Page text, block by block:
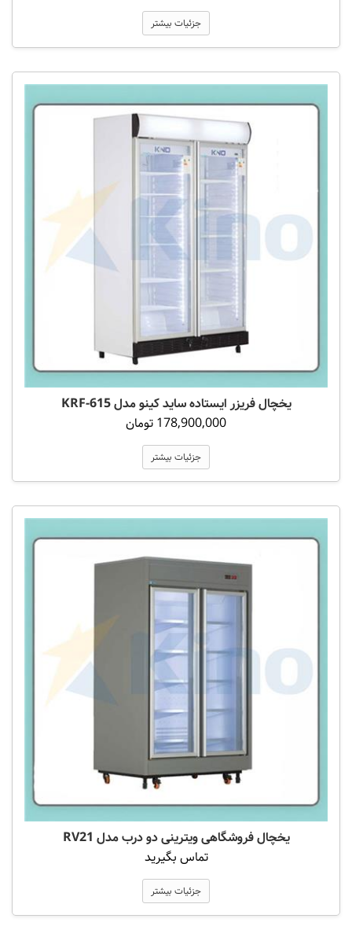
جزئیات بیشتر
یخچال فریزر ایستاده ساید کینو مدل KRF-615
178,900,000 تومان
جزئیات بیشتر
یخچال فروشگاهی ویترینی دو درب مدل RV21
تماس بگیرید
جزئیات بیشتر